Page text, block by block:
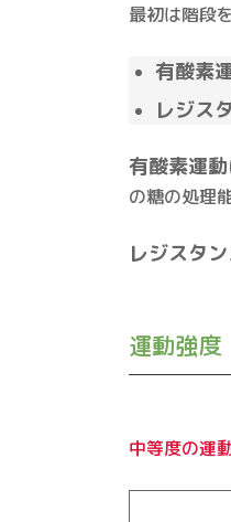
最初は階段
有酸素
レジス
有酸素運動
の糖の処理
レジスタ
運動強度
中等度の運